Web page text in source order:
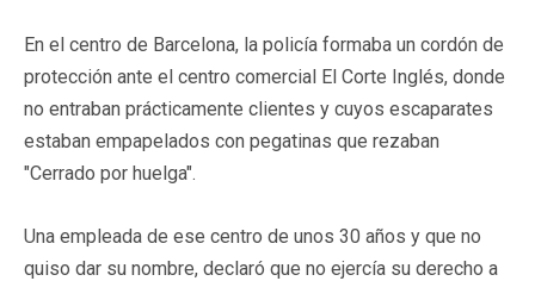
En el centro de Barcelona, la policía formaba un cordón de
protección ante el centro comercial El Corte Inglés, donde
no entraban prácticamente clientes y cuyos escaparates
estaban empapelados con pegatinas que rezaban
"Cerrado por huelga".
Una empleada de ese centro de unos 30 años y que no
quiso dar su nombre, declaró que no ejercía su derecho a